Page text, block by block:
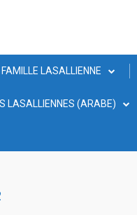
FAMILLE LASALLIENNE
LASALLIENNES (ARABE)